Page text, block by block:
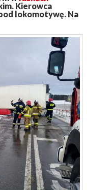
Kierowca
lokomotywę. Na